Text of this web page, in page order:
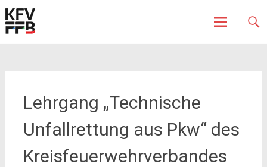
Lehrgang „Technische
Unfallrettung aus Pkw“ des
Kreisfeuerwehrverbandes